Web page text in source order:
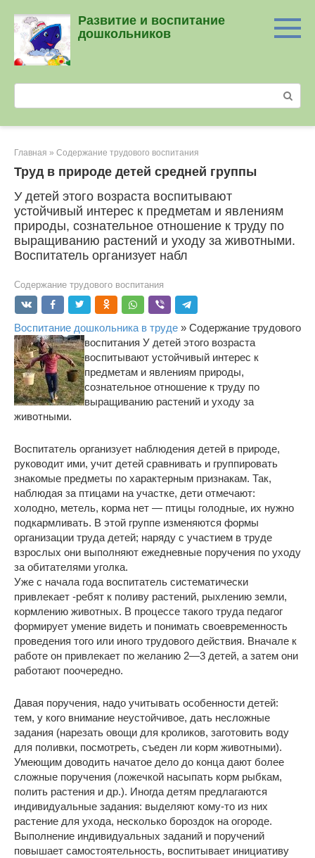
контенту
Развитие и воспитание
дошкольников
Главная » Содержание трудового воспитания
Труд в природе детей средней группы
У детей этого возраста воспитывают
устойчивый интерес к предметам и явлениям
природы, сознательное отношение к труду по
выращиванию растений и уходу за животными.
Воспитатель организует набл
Содержание трудового воспитания
Воспитание дошкольника в труде » Содержание трудового
воспитания У детей этого возраста
воспитывают устойчивый интерес к
предметам и явлениям природы,
сознательное отношение к труду по
выращиванию растений и уходу за
животными.
Воспитатель организует наблюдения детей в природе,
руководит ими, учит детей сравнивать и группировать
знакомые предметы по характерным признакам. Так,
наблюдая за птицами на участке, дети отмечают:
холодно, метель, корма нет ― птицы голодные, их нужно
подкармливать. В этой группе изменяются формы
организации труда детей; наряду с участием в труде
взрослых они выполняют ежедневные поручения по уходу
за обитателями уголка.
Уже с начала года воспитатель систематически
привлекает -ребят к поливу растений, рыхлению земли,
кормлению животных. В процессе такого труда педагог
формирует умение видеть и понимать своевременность
проведения того или иного трудового действия. Вначале к
работе он привлекает по желанию 2―3 детей, а затем они
работают поочередно.
Давая поручения, надо учитывать особенности детей:
тем, у кого внимание неустойчивое, дать несложные
задания (нарезать овощи для кроликов, заготовить воду
для поливки, посмотреть, съеден ли корм животными).
Умеющим доводить начатое дело до конца дают более
сложные поручения (ложечкой насыпать корм рыбкам,
полить растения и др.). Иногда детям предлагаются
индивидуальные задания: выделяют кому-то из них
растение для ухода, несколько бороздок на огороде.
Выполнение индивидуальных заданий и поручений
повышает самостоятельность, воспитывает инициативу